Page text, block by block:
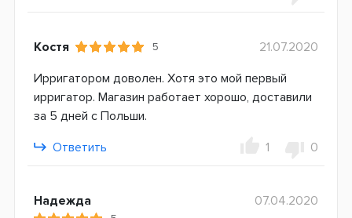
Костя 5
21.07.2020
Ирригатором доволен. Хотя это мой первый
ирригатор. Магазин работает хорошо, доставили
за 5 дней с Польши.
Ответить
1 0
Надежда 07.04.2020